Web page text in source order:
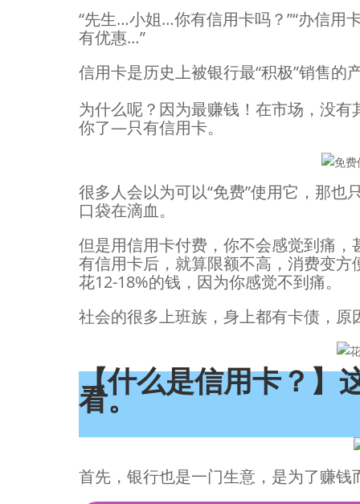
“先生…小姐…你有信用卡吗？”“办信用
有优惠…”
信用卡是历史上被银行最“积极”销售
为什么呢？因为最赚钱！在市场，没
你了—只有信用卡。
很多人会以为可以“免费”使用它，那也
口袋在滴血。
但是用信用卡付费，你不会感觉到痛，
有信用卡后，就算限额不高，消费变
花12-18%的钱，因为你感觉不到痛。
社会的很多上班族，身上都有卡债，
【什么是信用卡？】
看。
首先，银行也是一门生意，是为了赚